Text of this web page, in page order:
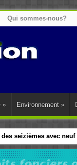
Qui sommes-nous?
» Environnement »
seizièmes avec
diaspora tentent de